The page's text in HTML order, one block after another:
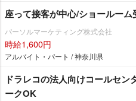
座って接客が中心/ショールー
パーソルマーケティング株式会社
時給1,600円
アルバイト・パート / 神奈川県
ドラレコの法人向けコールセ
ークOK